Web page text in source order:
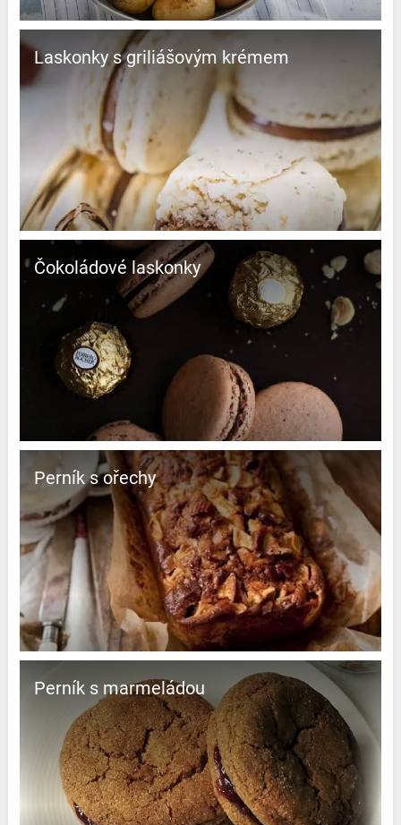
Laskonky s griliášovým krémem
Čokoládové laskonky
Perník s ořechy
Perník s marmeládou